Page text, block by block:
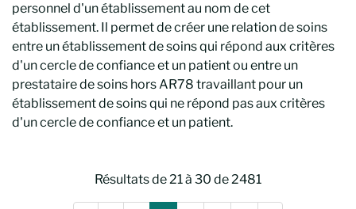
personnel d'un établissement au nom de cet
établissement. Il permet de créer une relation de soins
entre un établissement de soins qui répond aux critères
d'un cercle de confiance et un patient ou entre un
prestataire de soins hors AR78 travaillant pour un
établissement de soins qui ne répond pas aux critères
d'un cercle de confiance et un patient.
Résultats de 21 à 30 de 2481